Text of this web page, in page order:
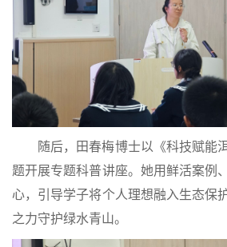
随后，田春梅博士以《科技赋能
题开展专题科普讲座。她用鲜活案例
心，引导学子将个人理想融入生态保
之力守护绿水青山。